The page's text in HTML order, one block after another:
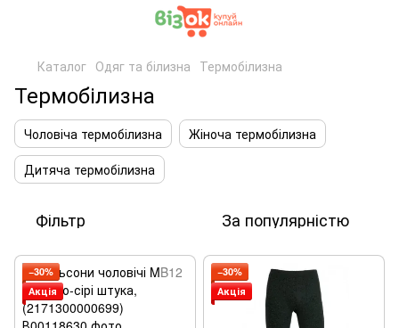
Каталог Одяг та білизна Термобілизна
Термобілизна
Чоловіча термобілизна
Жіноча термобілизна
Дитяча термобілизна
Фільтр За популярністю
−30%
Акція
−30%
Акція